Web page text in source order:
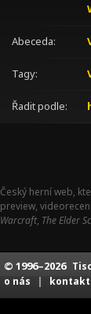
Abeceda:
Tagy:
Řadit podle:
Český herní web,
preview,
Warcraft, The Elder
© 1996–2026
o nás | kontakt